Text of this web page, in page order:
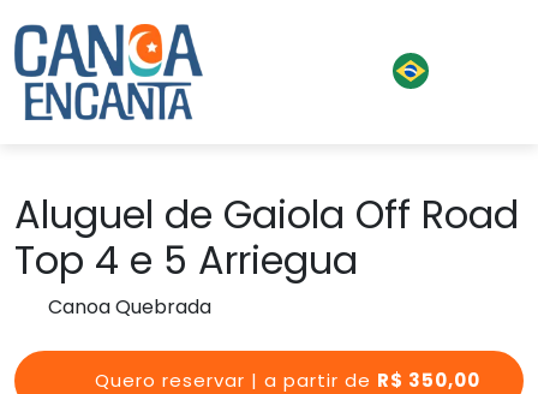
Aluguel de Gaiola Off Road
Top 4 e 5 Arriegua
Canoa Quebrada
Quero reservar | a partir de R$ 350,00